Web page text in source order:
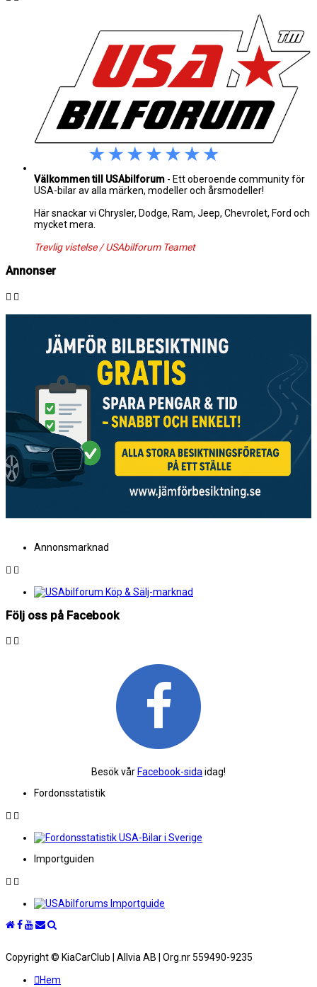
Välkommen till USAbilforum - Ett oberoende community för
USA-bilar av alla märken, modeller och årsmodeller!
Här snackar vi Chrysler, Dodge, Ram, Jeep, Chevrolet, Ford och
mycket mera.
Trevlig vistelse / USAbilforum Teamet
Annonser
Annonsmarknad
Följ oss på Facebook
Besök vår Facebook-sidaidag!
Fordonsstatistik
Importguiden
Copyright © KiaCarClub | Allvia AB | Org.nr 559490-9235
Hem